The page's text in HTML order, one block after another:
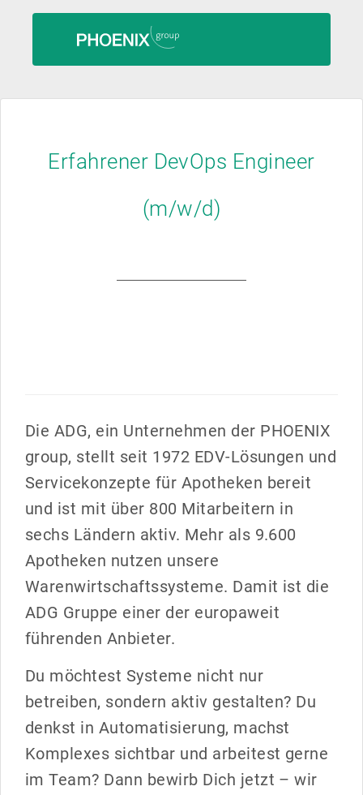
Erfahrener DevOps Engineer
(m/w/d)
Die ADG, ein Unternehmen der PHOENIX
group, stellt seit 1972 EDV-Lösungen und
Servicekonzepte für Apotheken bereit
und ist mit über 800 Mitarbeitern in
sechs Ländern aktiv. Mehr als 9.600
Apotheken nutzen unsere
Warenwirtschaftssysteme. Damit ist die
ADG Gruppe einer der europaweit
führenden Anbieter.
Du möchtest Systeme nicht nur
betreiben, sondern aktiv gestalten? Du
denkst in Automatisierung, machst
Komplexes sichtbar und arbeitest gerne
im Team? Dann bewirb Dich jetzt – wir